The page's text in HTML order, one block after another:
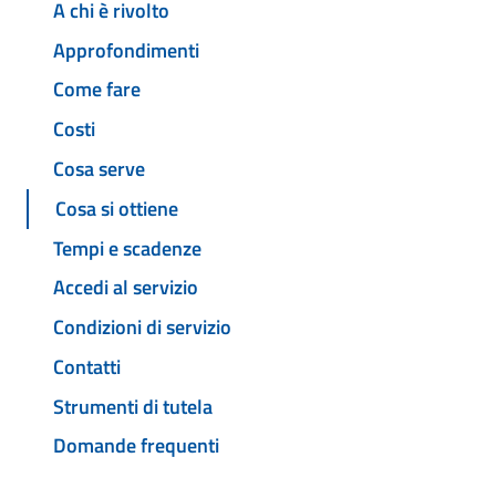
A chi è rivolto
Approfondimenti
Come fare
Costi
Cosa serve
Cosa si ottiene
Tempi e scadenze
Accedi al servizio
Condizioni di servizio
Contatti
Strumenti di tutela
Domande frequenti